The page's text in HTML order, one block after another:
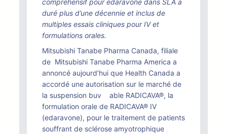
compréhensif pour edaravone dans SLA a
duré plus d’une décennie et inclus de
multiples essais cliniques pour IV et
formulations orales.
Mitsubishi Tanabe Pharma Canada, filiale
de Mitsubishi Tanabe Pharma America a
annoncé aujourd’hui que Health Canada a
accordé une autorisation sur le marché de
la suspension buv able RADICAVA®, la
formulation orale de RADICAVA® IV
(edaravone), pour le traitement de patients
souffrant de sclérose amyotrophique